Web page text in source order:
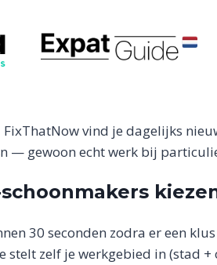
vind je dagelijks
— gewoon echt werk bij
30 seconden zodra er een
stelt zelf je werkgebied in (stad +